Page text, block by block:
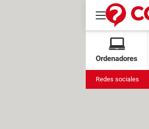
Ordenadores
Redes sociales